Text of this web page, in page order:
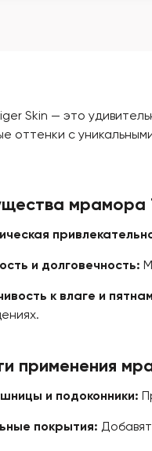
Skin — это
оттенки с
мрамора
и долговечность:
к влаге и
применения
и подоконники:
покрытия: